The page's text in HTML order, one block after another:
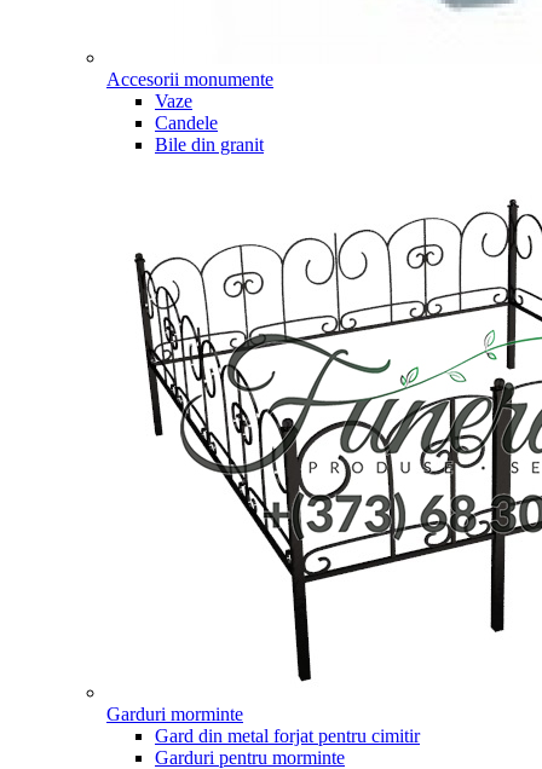
Accesorii monumente
Vaze
Candele
Bile din granit
Garduri morminte
Gard din metal forjat pentru cimitir
Garduri pentru morminte